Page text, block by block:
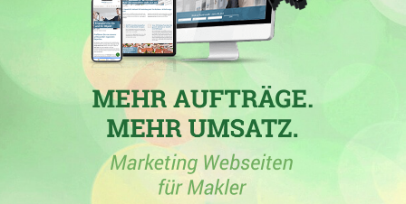
15.07.2019
Immobilien Weintuchmit der Domainimmobilien-weintuch.de
hat in der Woche vom 15.07.2019 in
Platzierung erreicht. Hierbei ist das Unternehmen aus Castrop-
Rauxel von Platz 25 um 5 Plätze vorgerückt und befindet sich
jetzt auf Position 20. Folgende Immobilienmaklerwebseiten
wurden hierbei überholt:cb-immoconsult.de,easymakler.de
mein-makler-bochum.de,mein-immobilienmakler.de